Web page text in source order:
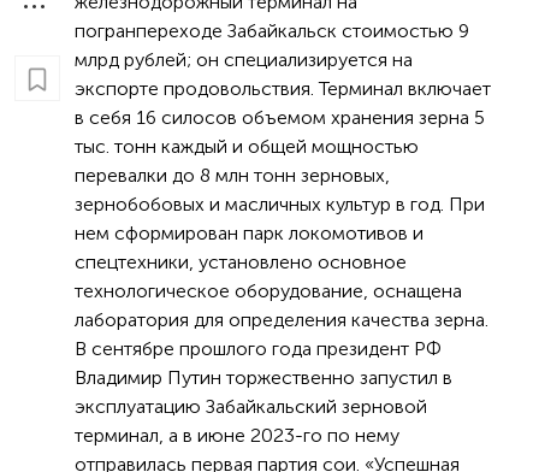
погранпереходе Забайкальск стоимостью 9
млрд рублей; он специализируется на
экспорте продовольствия. Терминал включает
в себя 16 силосов объемом хранения зерна 5
тыс. тонн каждый и общей мощностью
перевалки до 8 млн тонн зерновых,
зернобобовых и масличных культур в год. При
нем сформирован парк локомотивов и
спецтехники, установлено основное
технологическое оборудование, оснащена
лаборатория для определения качества зерна.
В сентябре прошлого года президент РФ
Владимир Путин торжественно запустил в
эксплуатацию Забайкальский зерновой
терминал, а в июне 2023-го по нему
отправилась первая партия сои. «Успешная